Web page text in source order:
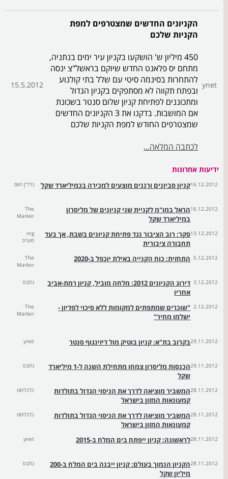
ynet
הקניונים החדשים שמצטרפים למפת
הקניות שלכם
450 מיליון ש' הושקעו בקניון עיר ימים בנתניה,
מתחם יס פלאנט החדש שיוקם בראשל"צ ינסה
להתחרות בסינמה סיטי עם שלל בתי קולנוע
ובפתח תקווה לא מסתפקים בקניון הגדול
ומתכוננים לפתיחת קניון שלום סנטר בשכונת
אם המושבות. בדקנו את 3 הקניונים החדשים
שמצטרפים החודש למפת הקניות שלכם
לכתבה המלאה...
15.5.2012
ידיעות אחרונות
16.12.2012קניון סביונים ורננים מוצעים למכירה בכמיליארד שקל נדל"ן היום
16.12.2012הראל במו"מ לקניית שני קניונים של מליסרון
במיליארד שקל
The
Marker
13.12.2012סקר: רוב הציבור נגד פתיחת קניונים בשבת, אך בעד
תחבורה ציבורית
nrg
מעריב
5.12.2012 התחזית: כוח הקנייה באילת יוכפל ב-2020
The
Marker
3.12.2012
דירוג הקניונים 2012: מלחה מוביל, קניון רמת-אביב
אחריו
גלובס
2.12.2012 "שוכרים שמתפתים למקומות ללא סיכוי לפדיון -
ישלמו מחיר"
The
Marker
29.11.2012בקרוב בת"א: קניון בוטיק מול דיזינגוף סנטר ynet
29.11.2012
הכנסות מליסרון צמחו מתחילת השנה ל-1 מיליארד
שקל
גלובס
28.11.2012המשביר מוציאה לדרך את הניסוי הגדול בתולדות
קמעונאות המזון בישראל
כלכליסט
28.11.2012המשביר מוציאה לדרך את הניסוי הגדול בתולדות
קמעונאות המזון בישראל
כלכליסט
28.11.2012לראשונה: קניון ייפתח בים המלח ב-2015 ynet
28.11.2012
הקניון הנמוך בעולם: קניון ייבנה בים המלח ב-200
מיליון שקל
גלובס